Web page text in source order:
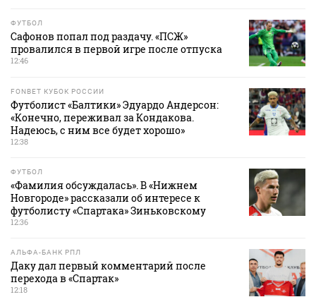
ФУТБОЛ
Сафонов попал под раздачу. «ПСЖ»
провалился в первой игре после отпуска
12:46
FONBET КУБОК РОССИИ
Футболист «Балтики» Эдуардо Андерсон:
«Конечно, переживал за Кондакова.
Надеюсь, с ним все будет хорошо»
12:38
ФУТБОЛ
«Фамилия обсуждалась». В «Нижнем
Новгороде» рассказали об интересе к
футболисту «Спартака» Зиньковскому
12:36
АЛЬФА-БАНК РПЛ
Даку дал первый комментарий после
перехода в «Спартак»
12:18